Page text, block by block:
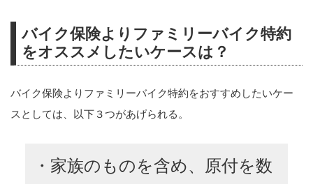
バイク保険よりファミリーバイク特約
をオススメしたいケースは？
バイク保険よりファミリーバイク特約をおすすめしたいケー
スとしては、以下３つがあげられる。
・家族のものを含め、原付を数